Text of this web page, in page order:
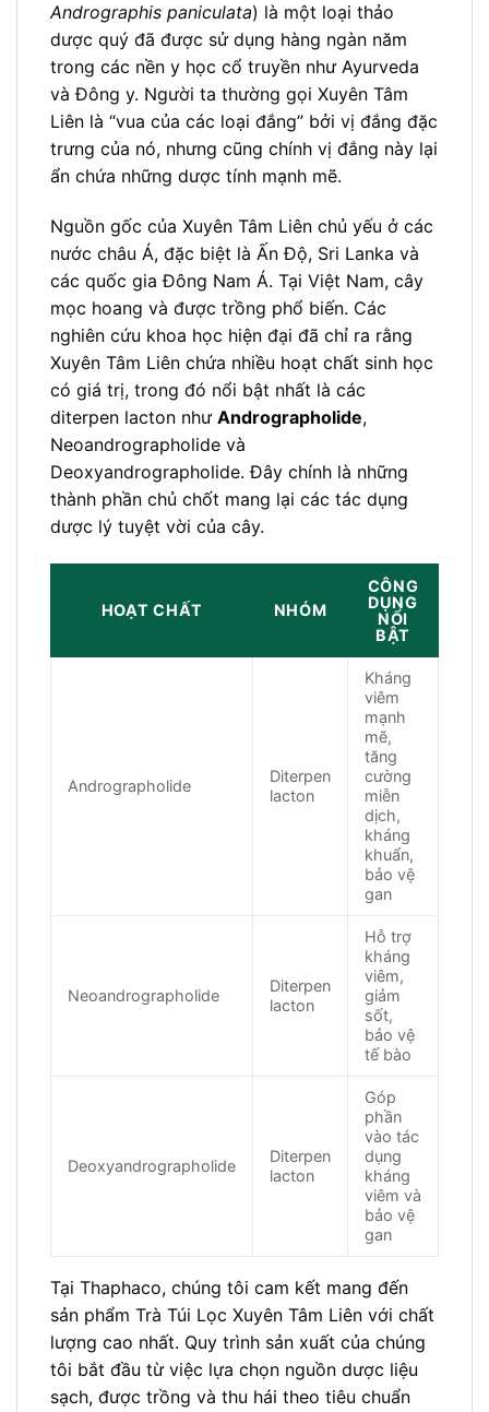
Andrographis paniculata) là một loại thảo
dược quý đã được sử dụng hàng ngàn năm
trong các nền y học cổ truyền như Ayurveda
và Đông y. Người ta thường gọi Xuyên Tâm
Liên là “vua của các loại đắng” bởi vị đắng đặc
trưng của nó, nhưng cũng chính vị đắng này lại
ẩn chứa những dược tính mạnh mẽ.
Nguồn gốc của Xuyên Tâm Liên chủ yếu ở các
nước châu Á, đặc biệt là Ấn Độ, Sri Lanka và
các quốc gia Đông Nam Á. Tại Việt Nam, cây
mọc hoang và được trồng phổ biến. Các
nghiên cứu khoa học hiện đại đã chỉ ra rằng
Xuyên Tâm Liên chứa nhiều hoạt chất sinh học
có giá trị, trong đó nổi bật nhất là các
diterpen lacton như Andrographolide,
Neoandrographolide và
Deoxyandrographolide. Đây chính là những
thành phần chủ chốt mang lại các tác dụng
dược lý tuyệt vời của cây.
HOẠT CHẤT NHÓM
CÔNG
DỤNG
NỔI
BẬT
Andrographolide
Diterpen
lacton
Kháng
viêm
mạnh
mẽ,
tăng
cường
miễn
dịch,
kháng
khuẩn,
bảo vệ
gan
Neoandrographolide
Diterpen
lacton
Hỗ trợ
kháng
viêm,
giảm
sốt,
bảo vệ
tế bào
Deoxyandrographolide
Diterpen
lacton
Góp
phần
vào tác
dụng
kháng
viêm và
bảo vệ
gan
Tại Thaphaco, chúng tôi cam kết mang đến
sản phẩm Trà Túi Lọc Xuyên Tâm Liên với chất
lượng cao nhất. Quy trình sản xuất của chúng
tôi bắt đầu từ việc lựa chọn nguồn dược liệu
sạch, được trồng và thu hái theo tiêu chuẩn